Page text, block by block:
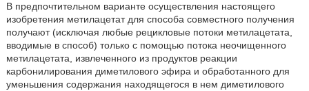
В предпочтительном варианте осуществления настоящего
изобретения метилацетат для способа совместного получения
получают (исключая любые рецикловые потоки метилацетата,
вводимые в способ) только с помощью потока неочищенного
метилацетата, извлеченного из продуктов реакции
карбонилирования диметилового эфира и обработанного для
уменьшения содержания находящегося в нем диметилового